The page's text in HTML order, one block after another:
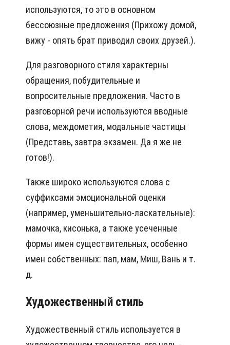
используются, то это в основном
бессоюзные предложения (Прихожу домой,
вижу - опять брат приводил своих друзей.).
Для разговорного стиля характерны
обращения, побудительные и
вопросительные предложения. Часто в
разговорной речи используются вводные
слова, междометия, модальные частицы
(Представь, завтра экзамен. Да я же не
готов!).
Также широко используются слова с
суффиксами эмоциональной оценки
(например, уменьшительно-ласкательные):
мамочка, кисонька, а также усеченные
формы имен существительных, особенно
имен собственных: пап, мам, Миш, Вань и т.
д.
Художественный стиль
Художественный стиль используется в